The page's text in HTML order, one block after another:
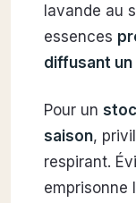
lavande au
essences
diffusant
Pour un
saison,
respirant.
emprisonne